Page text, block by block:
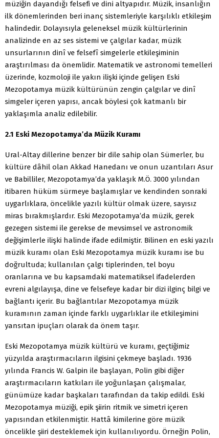
müziğin dayandığı felsefi ve dini altyapıdır. Müzik, insanlığın
ilk dönemlerinden beri inanç sistemleriyle karşılıklı etkileşim
halindedir. Dolayısıyla geleneksel müzik kültürlerinin
analizinde en az ses sistemi ve çalgılar kadar, müzik
unsurlarının dinî ve felsefî simgelerle etkileşiminin
araştırılması da önemlidir. Matematik ve astronomi temelleri
üzerinde, kozmoloji ile yakın ilişki içinde gelişen Eski
Mezopotamya müzik kültürünün zengin çalgılar ve dinî
simgeler içeren yapısı, ancak böylesi çok katmanlı bir
yaklaşımla analiz edilebilir.
2.1 Eski Mezopotamya’da Müzik Kuramı
Ural-Altay dillerine benzer bir dile sahip olan Sümerler, bu
kültüre dâhil olan Akkad Hanedanı ve onun uzantıları Asur
ve Babilliler, Mezopotamya’da yaklaşık M.Ö. 3000 yılından
itibaren hüküm sürmeye başlamışlar ve kendinden sonraki
uygarlıklara, öncelikle yazılı kültür olmak üzere, sayısız
miras bırakmışlardır. Eski Mezopotamya’da müzik, gerek
gezegen sistemi ile gerekse de mevsimsel ve astronomik
değişimlerle ilişki halinde ifade edilmiştir. Bilinen en eski yazılı
müzik kuramı olan Eski Mezopotamya müzik kuramı ise bu
doğrultuda; kullanılan çalgı tiplerinden, tel boyu
oranlarına ve bu kapsamdaki matematiksel ifadelerden
evreni algılayışa, dine ve felsefeye kadar bir dizi ilginç bilgi ve
bağlantı içerir. Bu bağlantılar Mezopotamya müzik
kuramının zaman içinde farklı uygarlıklar ile etkileşimini
yansıtan ipuçları olarak da önem taşır.
Eski Mezopotamya müzik kültürü ve kuramı, geçtiğimiz
yüzyılda araştırmacıların ilgisini çekmeye başladı. 1936
yılında Francis W. Galpin ile başlayan, Polin gibi diğer
araştırmacıların katkıları ile yoğunlaşan çalışmalar,
günümüze kadar başkaları tarafından da takip edildi. Eski
Mezopotamya müziği, epik şiirin ritmik ve simetri içeren
yapısından etkilenmiştir. Hattâ kimilerine göre müzik
öncelikle şiiri desteklemek için kullanılıyordu. Örneğin Polin,